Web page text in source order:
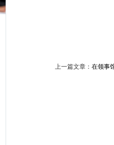
上一篇文章： 在领事